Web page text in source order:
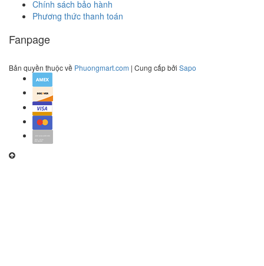
Chính sách bảo hành
Phương thức thanh toán
Fanpage
Bản quyền thuộc về Phuongmart.com | Cung cấp bởi Sapo